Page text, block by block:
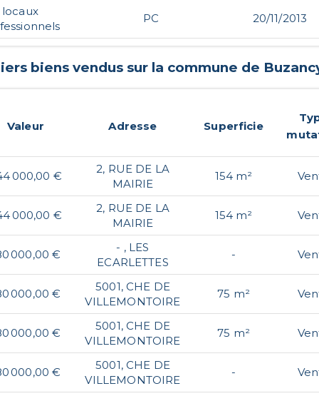
locaux
PC 20/11/2013
biens vendus sur la commune de
Valeur Adresse Superficie
000,00 €
2, RUE DE LA
MAIRIE
154 m²
000,00 €
2, RUE DE LA
MAIRIE
154 m²
000,00 €
- , LES
ECARLETTES
-
000,00 €
5001, CHE DE
VILLEMONTOIRE
75 m²
000,00 €
5001, CHE DE
VILLEMONTOIRE
75 m²
000,00 €
5001, CHE DE
VILLEMONTOIRE
-